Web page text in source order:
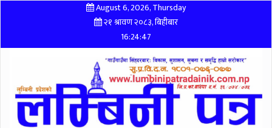
August 6, 2026, Thursday
२१ श्रावण २०८३, बिहीबार
16:24:47